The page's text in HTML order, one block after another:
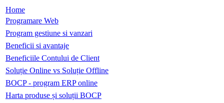
Home
Programare Web
Program gestiune si vanzari
Beneficii si avantaje
Beneficiile Contului de Client
Soluție Online vs Soluție Offline
BOCP - program ERP online
Harta produse și soluții BOCP